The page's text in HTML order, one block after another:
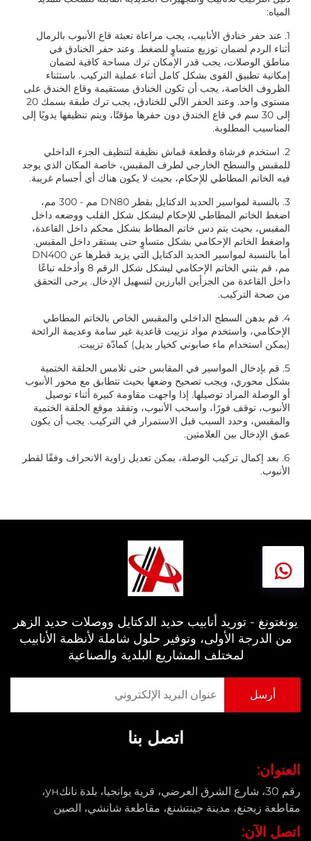
المياه:
1. عند حفر خنادق الأنابيب، يجب مراعاة تعبئة قاع الأنبوب بالرمال
أثناء الردم لضمان توزيع متساوٍ للضغط. وعند حفر الخنادق في
مناطق الوصلات، يجب قدر الإمكان ترك مساحة كافية لضمان
إمكانية تطبيق القوى بشكل كامل أثناء عملية التركيب. باستثناء
الظروف الخاصة، يجب أن تكون الخنادق مستقيمة وقاع الخندق على
مستوى واحد. وعند الحفر الآلي للخنادق، يجب ترك طبقة بسمك 20
إلى 30 سم في قاع الخندق دون حفرها مؤقتًا، ويتم تنظيفها يدويًا إلى
المناسيب المطلوبة.
2. استخدم فرشاة وقطعة قماش نظيفة لتنظيف الجزء الداخلي
للمقبس والسطح الخارجي لطرف المقبس، خاصة المكان الذي يوجد
فيه الخاتم المطاطي للإحكام، بحيث لا يكون هناك أي أجسام غريبة.
3. بالنسبة لمواسير الحديد الدكتايل بقطر DN80 مم - 300 مم،
اضغط الخاتم المطاطي للإحكام ليشكل شكل القلب ووضعه داخل
المقبس، بحيث يتم دس خاتم المطاط بشكل محكم داخل القاعدة،
واضغط الخاتم الإحكامي بشكل متساوٍ حتى يستقر داخل المقبس.
أما بالنسبة لمواسير الحديد الدكتايل التي يزيد قطرها عن DN400
مم، قم بثني الخاتم الإحكامي ليشكل شكل الرقم 8 وأدخله تباعًا
داخل القاعدة من الجزأين البارزين لتسهيل الإدخال. يرجى التحقق
من صحة التركيب.
4. قم بدهن السطح الداخلي والمقبس الخاص بالخاتم المطاطي
الإحكامي، واستخدم مواد تزييت قاعدية غير سامة وعديمة الرائحة
(يمكن استخدام ماء صابوني كخيار بديل) كمادّة تزييت.
5. قم بإدخال المواسير في المقابس حتى تلامس الحلقة الختمية
بشكل محوري، ويجب تصحيح وضعها بحيث تتطابق مع محور الأنبوب
أو الوصلة المراد توصيلها. إذا واجهت مقاومة كبيرة أثناء توصيل
الأنبوب، توقف فورًا، واسحب الأنبوب، وتفقد موقع الحلقة الختمية
والمقبس، وحدد السبب قبل الاستمرار في التركيب. يجب أن يكون
عمق الإدخال بين العلامتين.
6. بعد إكمال تركيب الوصلة، يمكن تعديل زاوية الانحراف وفقًا لقطر
الأنبوب.
يونغتونغ - توريد أنابيب حديد الدكتايل ووصلات حديد الزهر
من الدرجة الأولى، وتوفير حلول شاملة لأنظمة الأنابيب
لمختلف المشاريع البلدية والصناعية
اتصل بنا
العنوان:
رقم 30، شارع الشرق العرضي، قرية يوانجيا، بلدة نانكун،
مقاطعة زيجنغ، مدينة جينتشنغ، مقاطعة شانشي، الصين
اتصل الآن: